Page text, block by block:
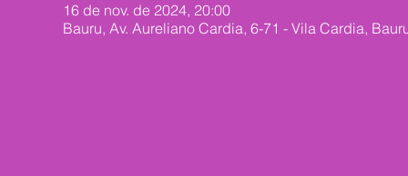
16 de nov. de 2024, 20:00
Bauru, Av. Aureliano Cardia, 6-71 - Vila Cardia,